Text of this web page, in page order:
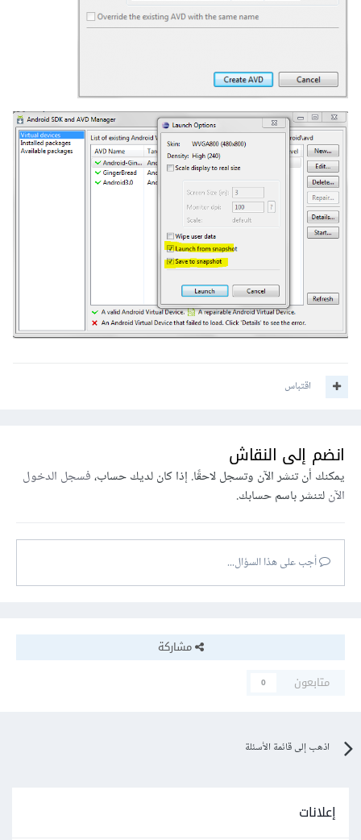
اقتباس
انضم إلى النقاش
يمكنك أن تنشر الآن وتسجل لاحقًا. إذا كان لديك حساب،فسجل الدخول
الآنلتنشر باسم حسابك.
أجب على هذا السؤال...
مشاركة
متابعون
0
اذهب إلى قائمة الأسئلة
إعلانات